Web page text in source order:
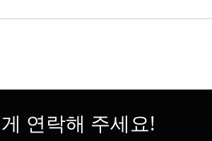
연락해 주세요!